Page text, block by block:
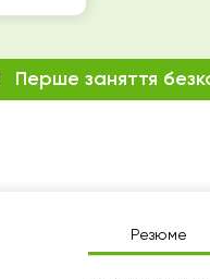
Резюме
Перше заняття